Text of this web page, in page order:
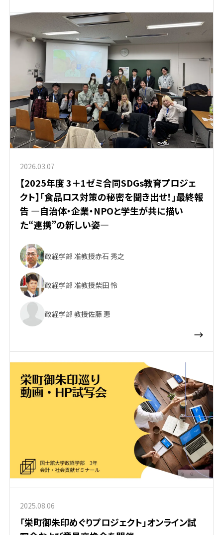
2026.03.07
【2025年度 3＋1ゼミ合同SDGs教育プロジェ
クト】「食品ロス対策の秘密を聞き出せ！」最終報
告 ―自治体・企業・NPOと学生が共に描い
た“連携”の新しい姿―
政経学部 准教授赤石 秀之
政経学部 准教授柴田 怜
政経学部 教授佐藤 恵
2025.08.06
「栄町御朱印めぐりプロジェクト」オンライン試